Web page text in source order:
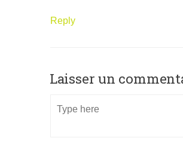
Reply
Laisser un